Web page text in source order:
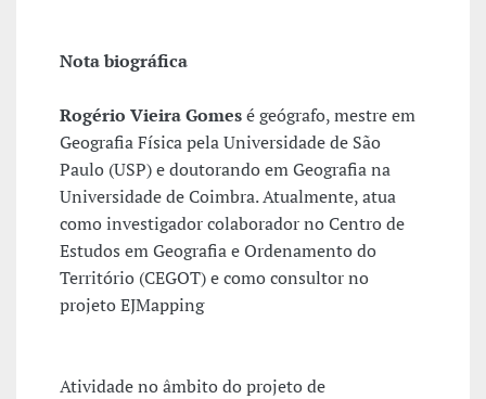
Nota biográfica
Rogério Vieira Gomesé geógrafo, mestre em
Geografia Física pela Universidade de São
Paulo (USP) e doutorando em Geografia na
Universidade de Coimbra. Atualmente, atua
como investigador colaborador no Centro de
Estudos em Geografia e Ordenamento do
Território (CEGOT) e como consultor no
projeto EJMapping
Atividade no âmbito do projeto de